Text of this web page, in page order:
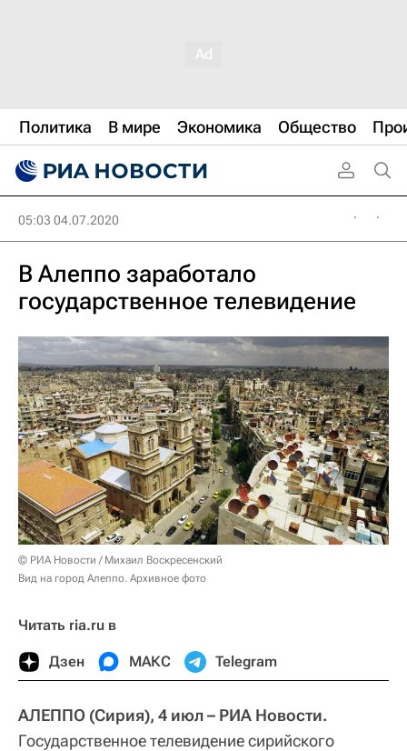
Политика В мире Экономика Общество
05:03 04.07.2020
В Алеппо заработало
государственное телевидение
© РИА Новости / Михаил Воскресенский
Вид на город Алеппо. Архивное фото
Читать ria.ru в
Дзен МАКС Telegram
АЛЕППО (Сирия), 4 июл – РИА Новости.
Государственное телевидение сирийского